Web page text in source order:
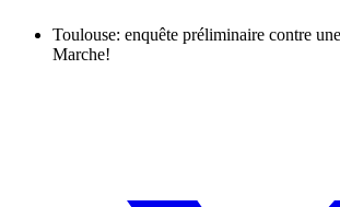
Toulouse: enquête préliminaire contre
Marche!